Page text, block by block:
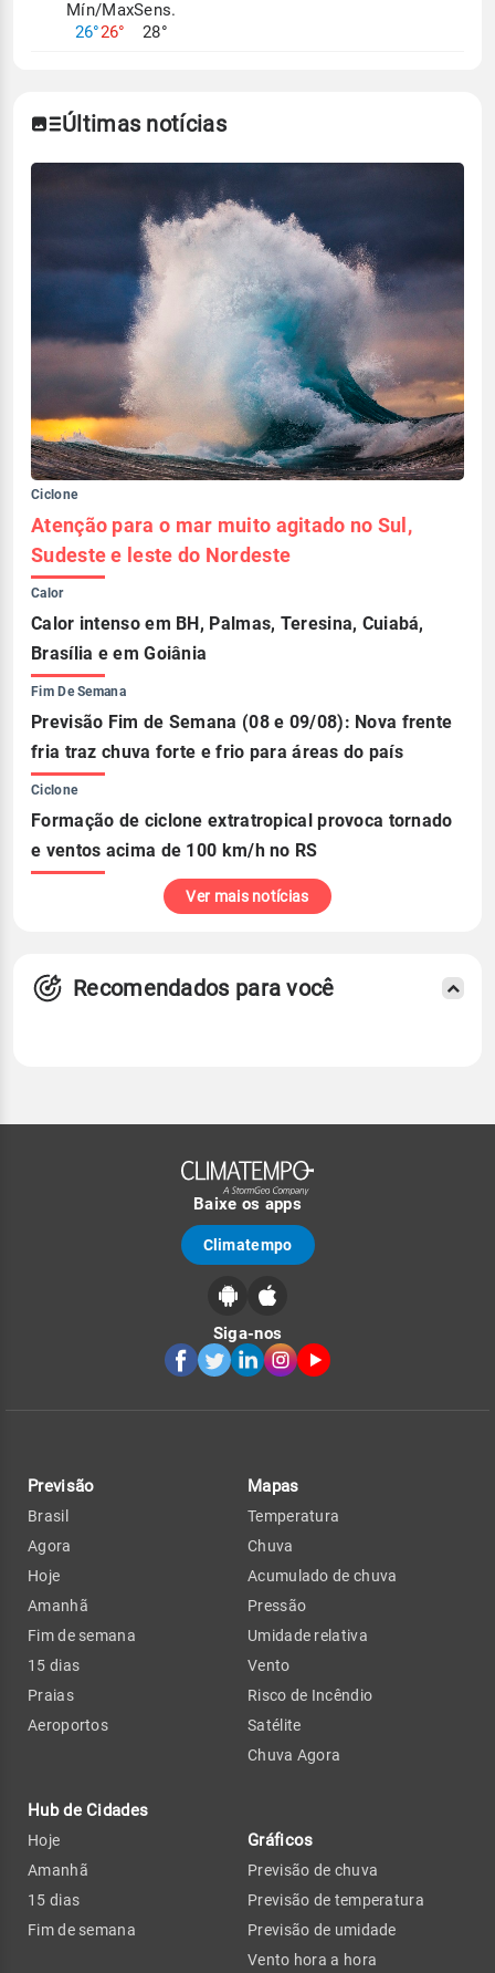
Mín/Max
26°26°
Sens.
28°
Últimas notícias
Ciclone
Atenção para o mar muito agitado no Sul,
Sudeste e leste do Nordeste
Calor
Calor intenso em BH, Palmas, Teresina, Cuiabá,
Brasília e em Goiânia
Fim De Semana
Previsão Fim de Semana (08 e 09/08): Nova frente
fria traz chuva forte e frio para áreas do país
Ciclone
Formação de ciclone extratropical provoca tornado
e ventos acima de 100 km/h no RS
Ver mais notícias
Recomendados para você
Baixe os apps
Climatempo
Siga-nos
Previsão
Brasil
Agora
Hoje
Amanhã
Fim de semana
15 dias
Praias
Aeroportos
Hub de Cidades
Hoje
Amanhã
15 dias
Fim de semana
Mapas
Temperatura
Chuva
Acumulado de chuva
Pressão
Umidade relativa
Vento
Risco de Incêndio
Satélite
Chuva Agora
Gráficos
Previsão de chuva
Previsão de temperatura
Previsão de umidade
Vento hora a hora